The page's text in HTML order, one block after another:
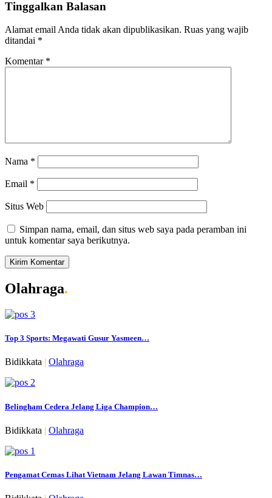
Tinggalkan Balasan
Alamat email Anda tidak akan dipublikasikan. Ruas yang wajib
ditandai *
Komentar *
Nama *
Email *
Situs Web
Simpan nama, email, dan situs web saya pada peramban ini
untuk komentar saya berikutnya.
Olahraga.
Top 3 Sports: Megawati Gusur Yasmeen…
Bidikkata Olahraga
Belingham Cedera Jelang Liga Champion…
Bidikkata | Olahraga
Pengamat Cemas Lihat Vietnam Jelang Lawan Timnas…